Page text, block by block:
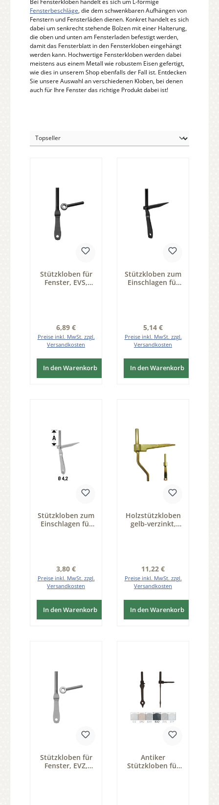
Bei Fensterkloben handelt es sich um L-förmige
Fensterbeschläge, die dem schwenkbaren Aufhängen von
Fenstern und Fensterläden dienen. Konkret handelt es sich
dabei um senkrecht stehende Bolzen mit einer Halterung,
die oben und unten am Fensterladen befestigt werden,
damit das Fensterblatt in den Fensterkloben eingehängt
werden kann. Hochwertige Fensterkloben werden dabei
meistens aus einem Metall wie robustem Eisen gefertigt,
wie dies in unserem Shop ebenfalls der Fall ist. Entdecken
Sie unsere Auswahl an verschiedenen Kloben, bei denen
auch für Ihre Fenster das richtige Produkt dabei ist!
Stützkloben für
Fenster, EVS,
Regulärer Preis:
6,89 €
Preise inkl. MwSt. zzgl.
Versandkosten
In den Warenkorb
Stützkloben zum
Einschlagen für
Regulärer Preis:
5,14 €
Preise inkl. MwSt. zzgl.
Versandkosten
In den Warenkorb
Stützkloben zum
Einschlagen für
Regulärer Preis:
3,80 €
Preise inkl. MwSt. zzgl.
Versandkosten
In den Warenkorb
Holzstützkloben
gelb-verzinkt,
Regulärer Preis:
11,22 €
Preise inkl. MwSt. zzgl.
Versandkosten
In den Warenkorb
Stützkloben für
Fenster, EVZ,
Antiker
Stützkloben für